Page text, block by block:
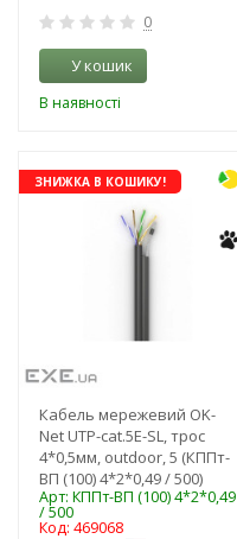
0
У кошик
В наявності
ЗНИЖКА В КОШИКУ!
Кабель мережевий OK-
Net UTP-cat.5E-SL, трос
4*0,5мм, outdoor, 5 (КППт-
ВП (100) 4*2*0,49 / 500)
Арт: КППт-ВП (100) 4*2*0,49
/ 500
Код: 469068